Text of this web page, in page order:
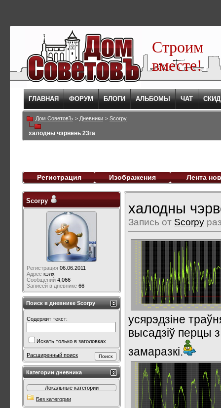
Строим
вместе!
ГЛАВНАЯ ФОРУМ БЛОГИ АЛЬБОМЫ ЧАТ
Дом СоветовЪ > Дневники > Scorpy
халодны чэрвень 23га
Регистрация Изображения Лента
халодны
Запись от Scorpy
усярэдзіне
высадзіў перцы
замаразкі.
Scorpy
Регистрация 06.06.2011
Адрес кэлх
Сообщений 4,066
Записей в дневнике 66
Поиск в дневнике Scorpy
Содержит текст:
Искать только в заголовках
Расширенный поиск
Категории дневника
Локальные категории
Без категории